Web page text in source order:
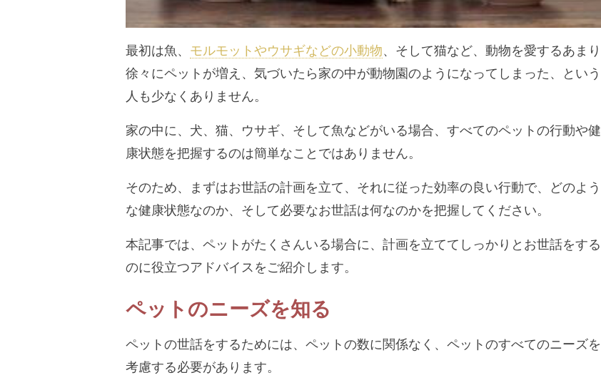
最初は魚、 モルモットやウサギなどの小動物、そして猫など、動物を愛するあまり
徐々にペットが増え、気づいたら家の中が動物園のようになってしまった、という
人も少なくありません。
家の中に、犬、猫、ウサギ、そして魚などがいる場合、すべてのペットの行動や健
康状態を把握するのは簡単なことではありません。
そのため、まずはお世話の計画を立て、それに従った効率の良い行動で、どのよう
な健康状態なのか、そして必要なお世話は何なのかを把握してください。
本記事では、ペットがたくさんいる場合に、計画を立ててしっかりとお世話をする
のに役立つアドバイスをご紹介します。
ペットのニーズを知る
ペットの世話をするためには、ペットの数に関係なく、ペットのすべてのニーズを
考慮する必要があります。